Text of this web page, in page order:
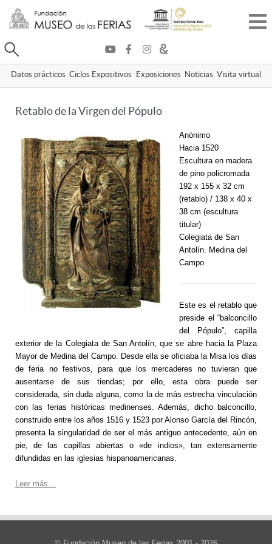
Buscar
Datos prácticos Ciclos Expositivos Exposiciones Noticias Visita virtual
Retablo de la Virgen del Pópulo
Anónimo
Hacia 1520
Escultura en madera
de pino policromada
192 x 155 x 32 cm
(retablo) / 138 x 40 x
38 cm (escultura
titular)
Colegiata de San
Antolín. Medina del
Campo
Este es el retablo que
preside el “balconcillo
del Pópulo”, capilla
exterior de la Colegiata de San Antolín, que se abre hacia la Plaza
Mayor de Medina del Campo. Desde ella se oficiaba la Misa los días
de feria no festivos, para que los mercaderes no tuvieran que
ausentarse de sus tiendas; por ello, esta obra puede ser
considerada, sin duda alguna, como la de más estrecha vinculación
con las ferias históricas medinenses.Además, dicho balconcillo,
construido entre los años 1516 y 1523 por Alonso García del Rincón,
presenta la singularidad de ser el más antiguo antecedente, aún en
pie, de las capillas abiertas o «de indios», tan extensamente
difundidas en las iglesias hispanoamericanas.
Leer más…